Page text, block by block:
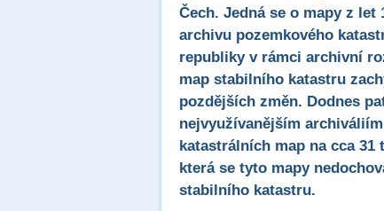
Čech. Jedná se o mapy z let
archivu pozemkového
republiky v rámci archivní
map stabilního katastru
pozdějších změn. Dodnes
nejvyužívanějším
katastrálních map na cca
která se tyto mapy
stabilního katastru.